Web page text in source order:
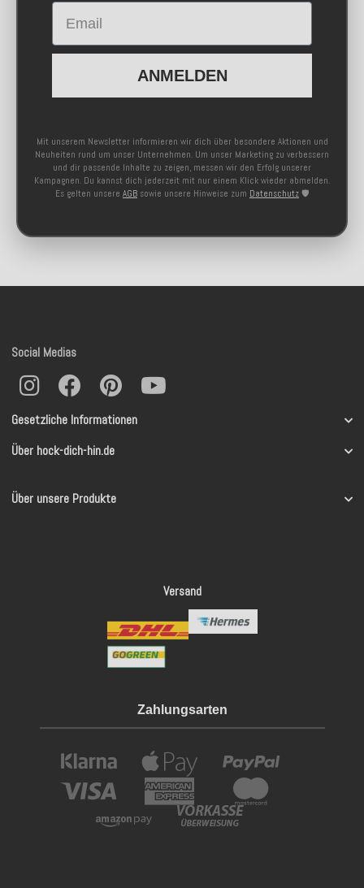
Email
ANMELDEN
Mit unserem Newsletter informieren wir dich über besondere Aktionen und
Neuheiten rund um unser Unternehmen. Um unser Marketing zu verbessern
und dir passende Inhalte zu zeigen, messen wir den Erfolg unserer
Kampagnen. Du kannst dich jederzeit mit nur einem Klick wieder abmelden.
Es gelten unsere AGB sowie unsere Hinweise zum Datenschutz 🛡️
Gesetzliche Informationen
Über hock-dich-hin.de
Über unsere Produkte
Social Medias
Versand
Zahlungsarten